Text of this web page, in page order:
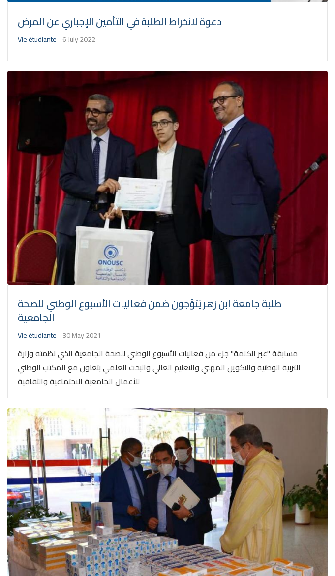
دعوة لانخراط الطلبة في التأمين الإجباري عن المرض
Vie étudiante-6 July 2022
طلبة جامعة ابن زهر يُتوَّجون ضمن فعاليات الأسبوع الوطني للصحة
الجامعية
Vie étudiante-30 May 2021
مسابقة "عبر الكلمة" جزء من فعاليات الأسبوع الوطني للصحة الجامعية الذي نظمته وزارة
التربية الوطنية والتكوين المهني والتعليم العالي والبحث العلمي بتعاون مع المكتب الوطني
للأعمال الجامعية الاجتماعية والثقافية